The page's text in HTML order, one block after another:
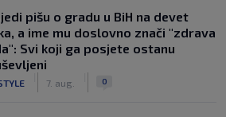
pišu o gradu u BiH na devet
a ime mu doslovno znači "zdrava
Svi koji ga posjete ostanu
7. aug. 0